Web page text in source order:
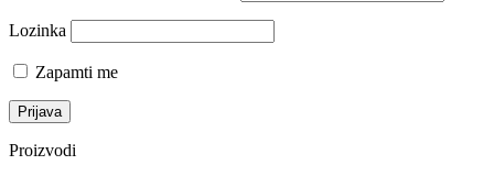
Lozinka
Zapamti me
Proizvodi